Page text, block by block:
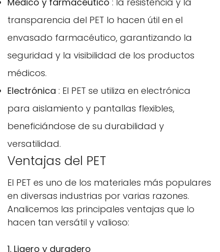
transparencia del PET lo hacen útil en el
envasado farmacéutico, garantizando la
seguridad y la visibilidad de los productos
médicos.
Electrónica : El PET se utiliza en electrónica
para aislamiento y pantallas flexibles,
beneficiándose de su durabilidad y
versatilidad.
Ventajas del PET
El PET es uno de los materiales más populares
en diversas industrias por varias razones.
Analicemos las principales ventajas que lo
hacen tan versátil y valioso:
1. Ligero y duradero